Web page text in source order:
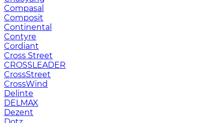
Compasal
Composit
Continental
Contyre
Cordiant
Cross Street
CROSSLEADER
CrossStreet
CrossWind
Delinte
DELMAX
Dezent